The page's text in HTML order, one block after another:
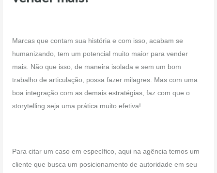
Marcas que contam sua história e com isso, acabam se
humanizando, tem um potencial muito maior para vender
mais. Não que isso, de maneira isolada e sem um bom
trabalho de articulação, possa fazer milagres. Mas com uma
boa integração com as demais estratégias, faz com que o
storytelling seja uma prática muito efetiva!
Para citar um caso em específico, aqui na agência temos um
cliente que busca um posicionamento de autoridade em seu